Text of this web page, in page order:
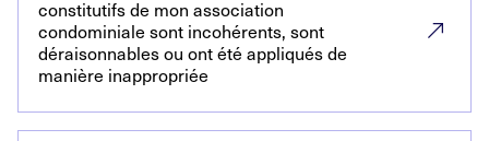
constitutifs de mon association
condominiale sont incohérents, sont
déraisonnables ou ont été appliqués de
manière inappropriée